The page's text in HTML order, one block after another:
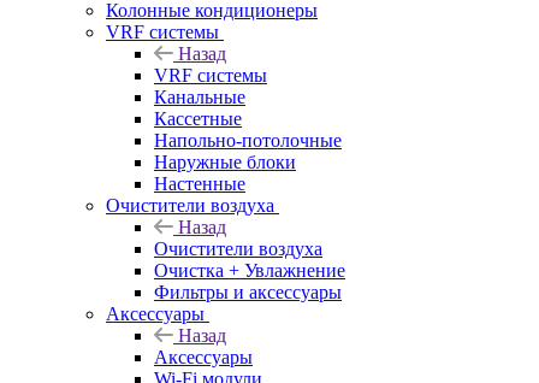
Колонные кондиционеры
VRF системы
Назад
VRF системы
Канальные
Кассетные
Напольно-потолочные
Наружные блоки
Настенные
Очистители воздуха
Назад
Очистители воздуха
Очистка + Увлажнение
Фильтры и аксессуары
Аксессуары
Назад
Аксессуары
Wi-Fi модули